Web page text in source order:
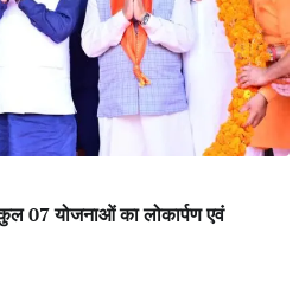
07 योजनाओं का लोकार्पण एवं